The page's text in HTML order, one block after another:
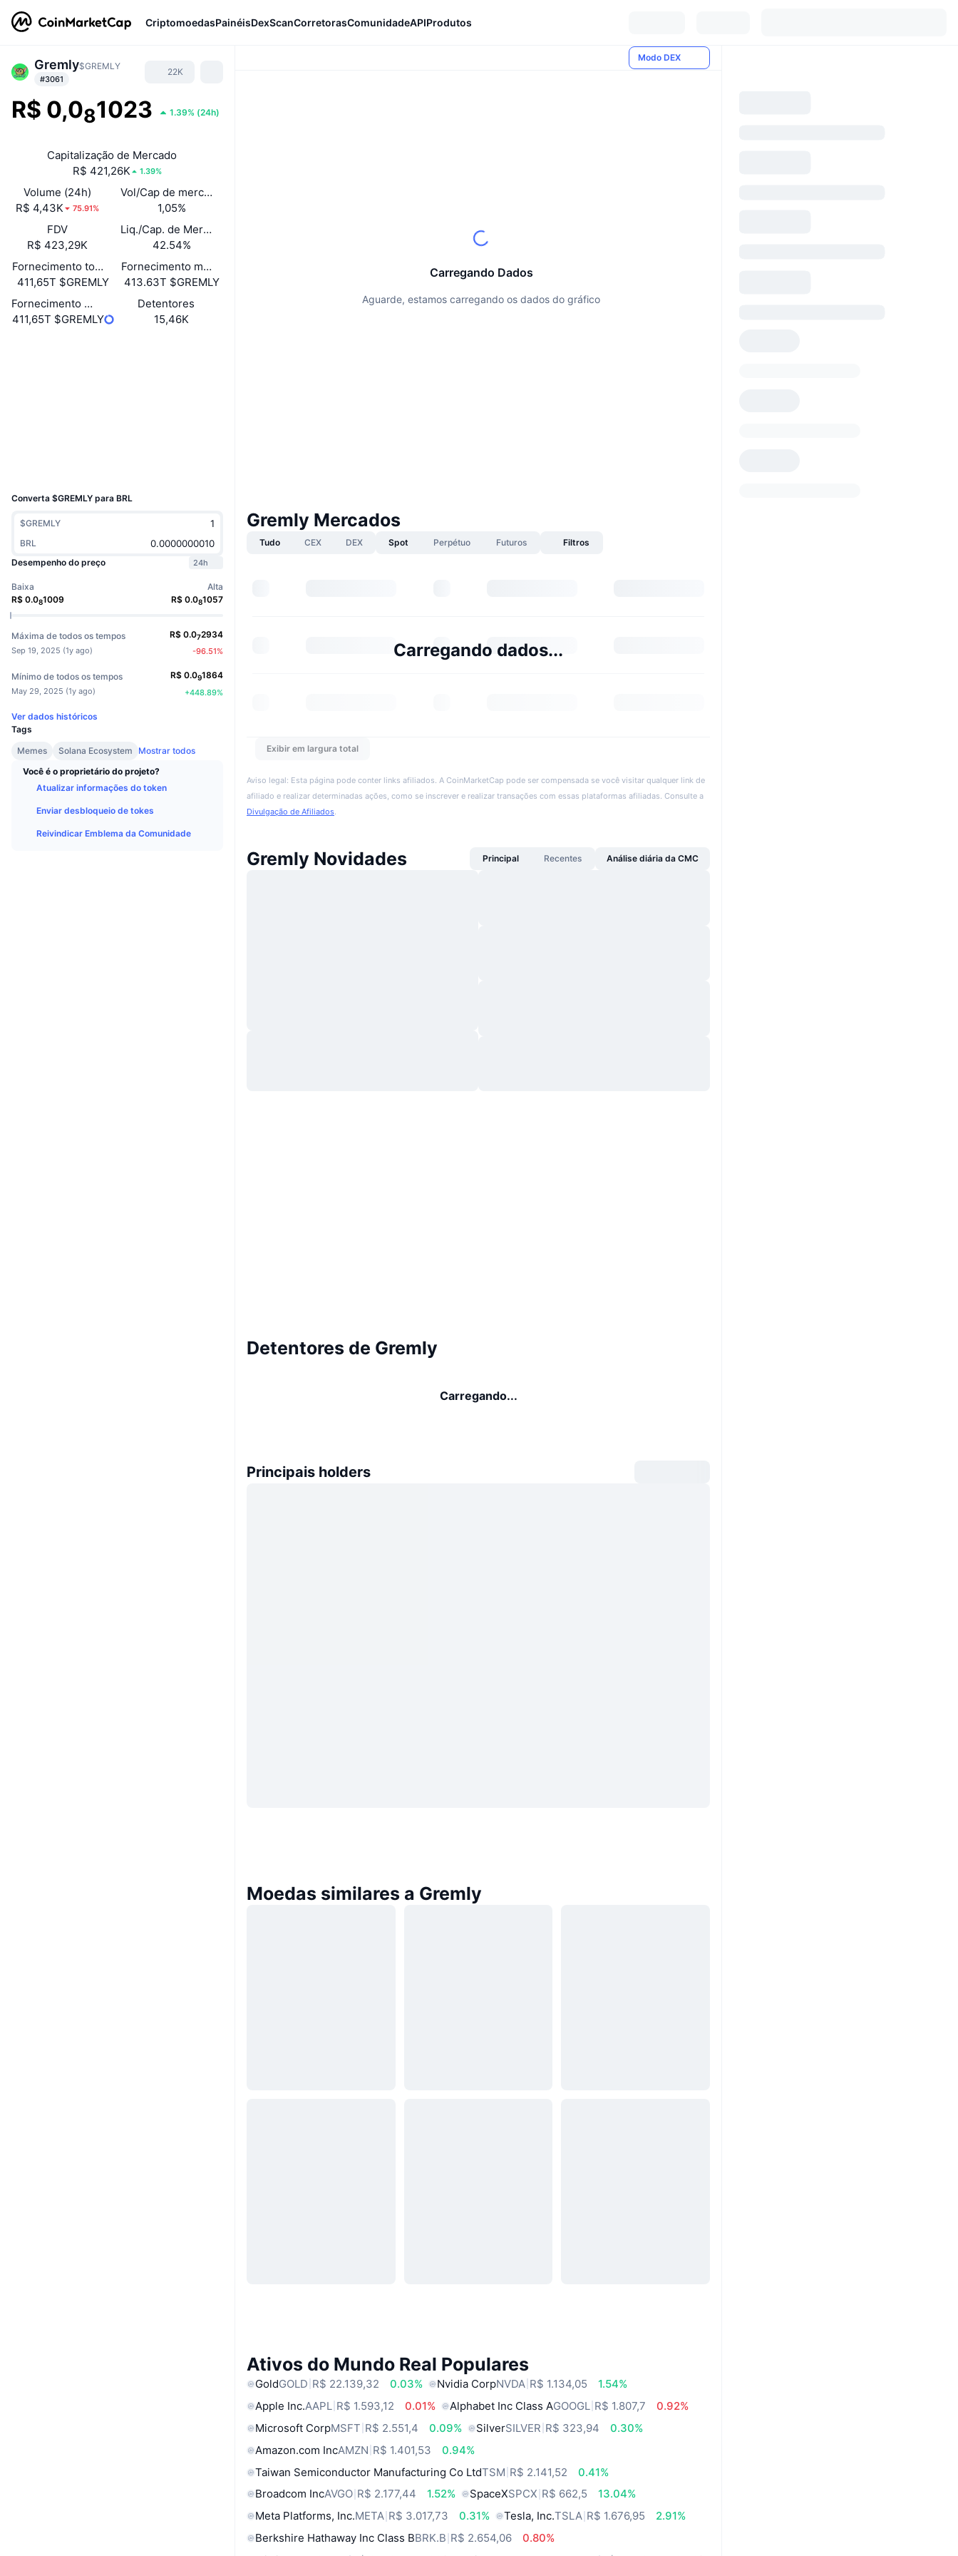
CriptomoedasPainéisDexScanCorretorasComunidadeAPIProdutos
Gremly$GREMLY
#3061
22K
R$ 0,081023 1.39% (24h)
Capitalização de Mercado
R$ 421,26K
1.39%
Volume (24h)
R$ 4,43K
75.91%
Vol/Cap de mercado (24h)
1,05%
FDV
R$ 423,29K
Liq./Cap. de Mercado
42.54%
Fornecimento total
411,65T $GREMLY
Fornecimento máximo
413.63T $GREMLY
Fornecimento em circulação
411,65T $GREMLY
Detentores
15,46K
Converta $GREMLY para BRL
$GREMLY
BRL
Desempenho do preço
24h
Baixa
R$ 0.081009
Alta
R$ 0.081057
Máxima de todos os tempos
Sep 19, 2025 (1y ago)
R$ 0.072934
-96.51%
Mínimo de todos os tempos
May 29, 2025 (1y ago)
R$ 0.091864
+448.89%
Ver dados históricos
Tags
Memes
Solana Ecosystem
Mostrar todos
Você é o proprietário do projeto?
Atualizar informações do token
Enviar desbloqueio de tokes
Reivindicar Emblema da Comunidade
Modo DEX
Carregando Dados
Aguarde, estamos carregando os dados do gráfico
Gremly Mercados
Tudo CEX DEX Spot Perpétuo Futuros Filtros
Carregando dados...
Exibir em largura total
Aviso legal: Esta página pode conter links afiliados. A CoinMarketCap pode ser compensada se você visitar qualquer link de
afiliado e realizar determinadas ações, como se inscrever e realizar transações com essas plataformas afiliadas. Consulte a
Divulgação de Afiliados.
Gremly Novidades Principal Recentes Análise diária da CMC
Detentores de Gremly
Carregando...
Principais holders
Moedas similares a Gremly
Ativos do Mundo Real Populares
GoldGOLD R$ 22.139,32 0.03% Nvidia CorpNVDA R$ 1.134,05
1.54%
Apple Inc.AAPL R$ 1.593,12 0.01% Alphabet Inc Class AGOOGL R$ 1.807,7
0.92%
Microsoft CorpMSFT R$ 2.551,4 0.09% SilverSILVER R$ 323,94
0.30%
Amazon.com IncAMZN R$ 1.401,53
0.94%
Taiwan Semiconductor Manufacturing Co LtdTSM R$ 2.141,52
0.41%
Broadcom IncAVGO R$ 2.177,44 1.52% SpaceXSPCX R$ 662,5
13.04%
Meta Platforms, Inc.META R$ 3.017,73 0.31% Tesla, Inc.TSLA R$ 1.676,95
2.91%
Berkshire Hathaway Inc Class BBRK.B R$ 2.654,06
0.80%